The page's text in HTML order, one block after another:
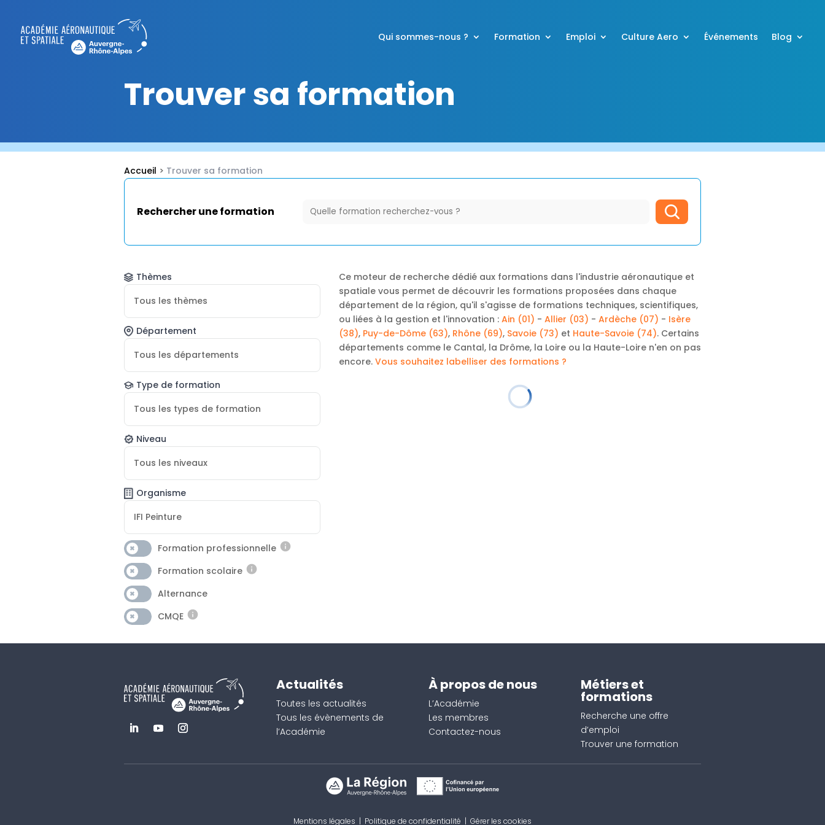
Qui sommes-nous ? Formation Emploi Culture Aero Événements Blog
Trouver sa formation
Accueil > Trouver sa formation
Rechercher une formation
Thèmes
Tous les thèmes
Département
Tous les départements
Type de formation
Tous les types de formation
Niveau
Tous les niveaux
Organisme
IFI Peinture
Formation professionnelle
Formation scolaire
Alternance
CMQE
Ce moteur de recherche dédié aux formations dans l'industrie aéronautique et
spatiale vous permet de découvrir les formations proposées dans chaque
département de la région, qu'il s'agisse de formations techniques, scientifiques,
ou liées à la gestion et l'innovation : Ain (01) - Allier (03) - Ardèche (07) - Isère
(38), Puy-de-Dôme (63), Rhône (69), Savoie (73) et Haute-Savoie (74). Certains
départements comme le Cantal, la Drôme, la Loire ou la Haute-Loire n'en on pas
encore. Vous souhaitez labelliser des formations ?
Actualités
Toutes les actualités
Tous les évènements de
l’Académie
À propos de nous
L’Académie
Les membres
Contactez-nous
Métiers et
formations
Recherche une offre
d’emploi
Trouver une formation
Mentions légales | Politique de confidentialité | Gérer les cookies